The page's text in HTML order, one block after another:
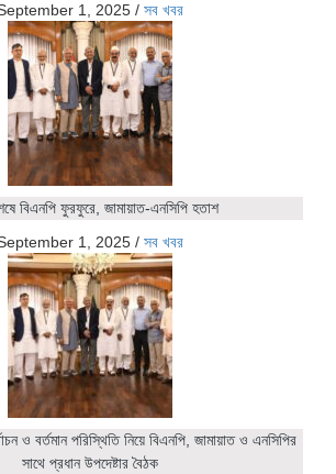
1, 2025 / সব খবর
বিএনপি ফুরফুরে, জামায়াত-এনসিপি হতাশ
1, 2025 / সব খবর
ও বর্তমান পরিস্থিতি নিয়ে বিএনপি, জামায়াত ও এনসিপির
সাথে প্রধান উপদেষ্টার বৈঠক